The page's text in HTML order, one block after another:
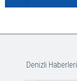
Denizli Haberleri